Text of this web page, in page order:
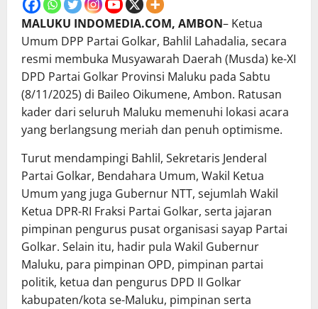
MALUKU INDOMEDIA.COM, AMBON– Ketua
Umum DPP Partai Golkar, Bahlil Lahadalia, secara
resmi membuka Musyawarah Daerah (Musda) ke-XI
DPD Partai Golkar Provinsi Maluku pada Sabtu
(8/11/2025) di Baileo Oikumene, Ambon. Ratusan
kader dari seluruh Maluku memenuhi lokasi acara
yang berlangsung meriah dan penuh optimisme.
Turut mendampingi Bahlil, Sekretaris Jenderal
Partai Golkar, Bendahara Umum, Wakil Ketua
Umum yang juga Gubernur NTT, sejumlah Wakil
Ketua DPR-RI Fraksi Partai Golkar, serta jajaran
pimpinan pengurus pusat organisasi sayap Partai
Golkar. Selain itu, hadir pula Wakil Gubernur
Maluku, para pimpinan OPD, pimpinan partai
politik, ketua dan pengurus DPD II Golkar
kabupaten/kota se-Maluku, pimpinan serta